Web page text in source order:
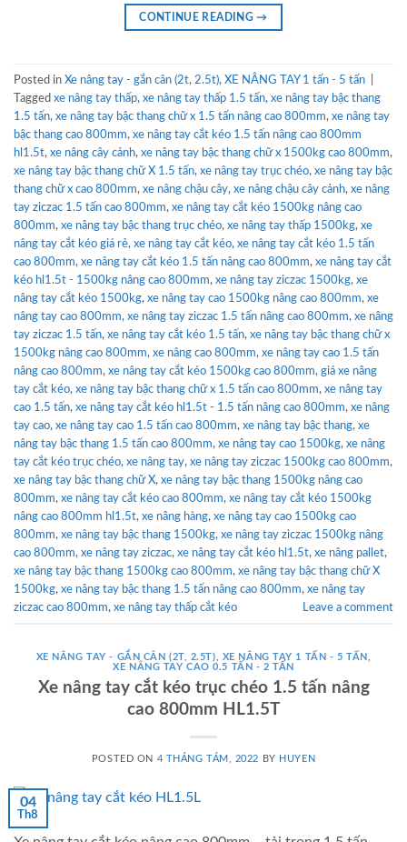
CONTINUE READING→
Posted in Xe nâng tay - gắn cân (2t, 2.5t), XE NÂNG TAY 1 tấn - 5 tấn
Tagged xe nâng tay thấp, xe nâng tay thấp 1.5 tấn, xe nâng tay bậc thang
1.5 tấn, xe nâng tay bậc thang chữ x 1.5 tấn nâng cao 800mm, xe nâng tay
bậc thang cao 800mm, xe nâng tay cắt kéo 1.5 tấn nâng cao 800mm
hl1.5t, xe nâng cây cảnh, xe nâng tay bậc thang chữ x 1500kg cao 800mm,
xe nâng tay bậc thang chữ X 1.5 tấn, xe nâng tay trục chéo, xe nâng tay bậc
thang chữ x cao 800mm, xe nâng chậu cây, xe nâng chậu cây cảnh, xe nâng
tay ziczac 1.5 tấn cao 800mm, xe nâng tay cắt kéo 1500kg nâng cao
800mm, xe nâng tay bậc thang trục chéo, xe nâng tay thấp 1500kg, xe
nâng tay cắt kéo giá rẻ, xe nâng tay cắt kéo, xe nâng tay cắt kéo 1.5 tấn
cao 800mm, xe nâng tay cắt kéo 1.5 tấn nâng cao 800mm, xe nâng tay cắt
kéo hl1.5t - 1500kg nâng cao 800mm, xe nâng tay ziczac 1500kg, xe
nâng tay cắt kéo 1500kg, xe nâng tay cao 1500kg nâng cao 800mm, xe
nâng tay cao 800mm, xe nâng tay ziczac 1.5 tấn nâng cao 800mm, xe nâng
tay ziczac 1.5 tấn, xe nâng tay cắt kéo 1.5 tấn, xe nâng tay bậc thang chữ x
1500kg nâng cao 800mm, xe nâng cao 800mm, xe nâng tay cao 1.5 tấn
nâng cao 800mm, xe nâng tay cắt kéo 1500kg cao 800mm, giá xe nâng
tay cắt kéo, xe nâng tay bậc thang chữ x 1.5 tấn cao 800mm, xe nâng tay
cao 1.5 tấn, xe nâng tay cắt kéo hl1.5t - 1.5 tấn nâng cao 800mm, xe nâng
tay cao, xe nâng tay cao 1.5 tấn cao 800mm, xe nâng tay bậc thang, xe
nâng tay bậc thang 1.5 tấn cao 800mm, xe nâng tay cao 1500kg, xe nâng
tay cắt kéo trục chéo, xe nâng tay, xe nâng tay ziczac 1500kg cao 800mm,
xe nâng tay bậc thang chữ X, xe nâng tay bậc thang 1500kg nâng cao
800mm, xe nâng tay cắt kéo cao 800mm, xe nâng tay cắt kéo 1500kg
nâng cao 800mm hl1.5t, xe nâng hàng, xe nâng tay cao 1500kg cao
800mm, xe nâng tay bậc thang 1500kg, xe nâng tay ziczac 1500kg nâng
cao 800mm, xe nâng tay ziczac, xe nâng tay cắt kéo hl1.5t, xe nâng pallet,
xe nâng tay bậc thang 1500kg cao 800mm, xe nâng tay bậc thang chữ X
1500kg, xe nâng tay bậc thang 1.5 tấn nâng cao 800mm, xe nâng tay
ziczac cao 800mm, xe nâng tay thấp cắt kéo Leave a comment
XE NÂNG TAY - GẮN CÂN (2T, 2.5T), XE NÂNG TAY 1 TẤN - 5 TẤN,
XE NÂNG TAY CAO 0.5 TẤN - 2 TẤN
Xe nâng tay cắt kéo trục chéo 1.5 tấn nâng
cao 800mm HL1.5T
POSTED ON 4 THÁNG TÁM, 2022 BY HUYEN
04
Th8